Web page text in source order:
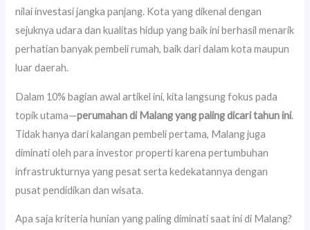
nilai investasi jangka panjang. Kota yang dikenal dengan
sejuknya udara dan kualitas hidup yang baik ini berhasil menarik
perhatian banyak pembeli rumah, baik dari dalam kota maupun
luar daerah.
Dalam 10% bagian awal artikel ini, kita langsung fokus pada
topik utama—perumahan di Malang yang paling dicari tahun ini.
Tidak hanya dari kalangan pembeli pertama, Malang juga
diminati oleh para investor properti karena pertumbuhan
infrastrukturnya yang pesat serta kedekatannya dengan
pusat pendidikan dan wisata.
Apa saja kriteria hunian yang paling diminati saat ini di Malang?